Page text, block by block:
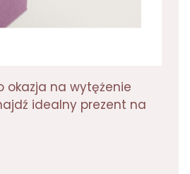
okazja na wytężenie
idealny prezent na